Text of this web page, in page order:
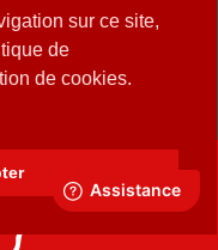
sur ce site,
de
de cookies.
+ 300